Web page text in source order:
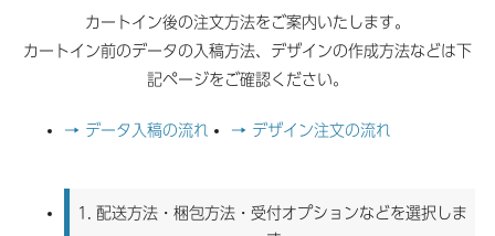
カートイン後の注文方法をご案内いたします。
カートイン前のデータの入稿方法、デザインの作成方法などは下
記ページをご確認ください。
→ データ入稿の流れ → デザイン注文の流れ
1.
配送方法・梱包方法・受付オプションなどを選択しま